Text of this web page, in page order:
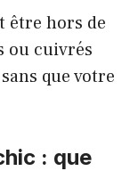
être hors de
ou cuivrés
que votre
: que